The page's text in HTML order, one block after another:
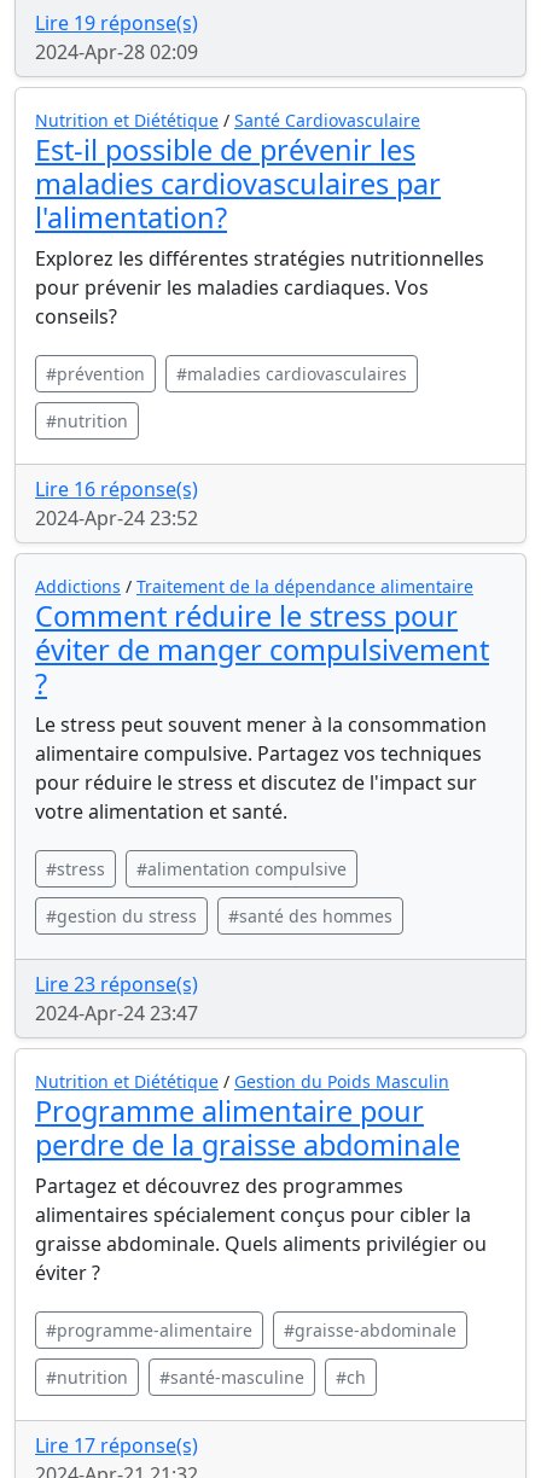
Lire 19 réponse(s)
2024-Apr-28 02:09
Nutrition et Diététique / Santé Cardiovasculaire
Est-il possible de prévenir les
maladies cardiovasculaires par
l'alimentation?
Explorez les différentes stratégies nutritionnelles
pour prévenir les maladies cardiaques. Vos
conseils?
#prévention #maladies cardiovasculaires
#nutrition
Lire 16 réponse(s)
2024-Apr-24 23:52
Addictions / Traitement de la dépendance alimentaire
Comment réduire le stress pour
éviter de manger compulsivement
?
Le stress peut souvent mener à la consommation
alimentaire compulsive. Partagez vos techniques
pour réduire le stress et discutez de l'impact sur
votre alimentation et santé.
#stress #alimentation compulsive
#gestion du stress #santé des hommes
Lire 23 réponse(s)
2024-Apr-24 23:47
Nutrition et Diététique / Gestion du Poids Masculin
Programme alimentaire pour
perdre de la graisse abdominale
Partagez et découvrez des programmes
alimentaires spécialement conçus pour cibler la
graisse abdominale. Quels aliments privilégier ou
éviter ?
#programme-alimentaire #graisse-abdominale
#nutrition #santé-masculine #ch
Lire 17 réponse(s)